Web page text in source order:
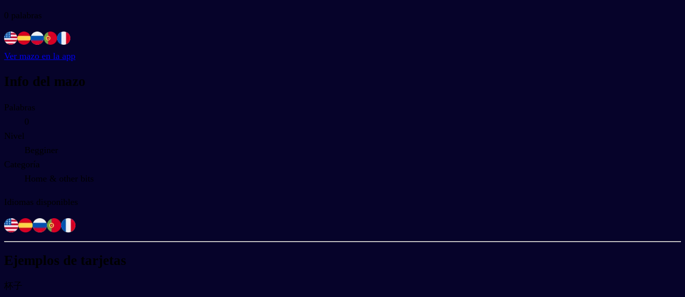
0 palabras
Ver mazo en la app
Info del mazo
Palabras
0
Nivel
Begginer
Categoría
Home & other bits
Idiomas disponibles
Ejemplos de tarjetas
杯子